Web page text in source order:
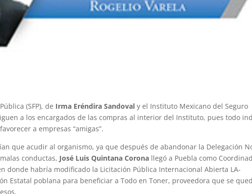
(SFP), de Irma Eréndira Sandoval y el Instituto Mexicano del Seguro
a los encargados de las compras al interior del Instituto, pues todo
a empresas “amigas”.
que acudir al organismo, ya que después de abandonar la Delegación
conductas, José Luis Quintana Corona llegó a Puebla como
donde habría modificado la Licitación Pública Internacional Abierta LA-
Estatal poblana para beneficiar a Todo en Toner, proveedora que se